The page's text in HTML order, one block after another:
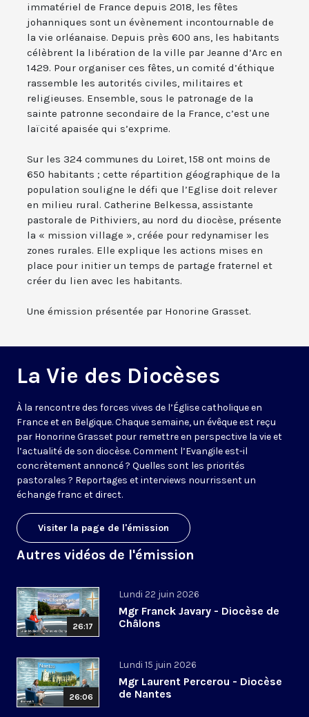
immatériel de France depuis 2018, les fêtes
johanniques sont un évènement incontournable de
la vie orléanaise. Depuis près 600 ans, les habitants
célèbrent la libération de la ville par Jeanne d’Arc en
1429. Pour organiser ces fêtes, un comité d’éthique
rassemble les autorités civiles, militaires et
religieuses. Ensemble, sous le patronage de la
sainte patronne secondaire de la France, c’est une
laïcité apaisée qui s’exprime.
Sur les 324 communes du Loiret, 158 ont moins de
650 habitants ; cette répartition géographique de la
population souligne le défi que l’Eglise doit relever
en milieu rural. Catherine Belkessa, assistante
pastorale de Pithiviers, au nord du diocèse, présente
la « mission village », créée pour redynamiser les
zones rurales. Elle explique les actions mises en
place pour initier un temps de partage fraternel et
créer du lien avec les habitants.
Une émission présentée par Honorine Grasset.
La Vie des Diocèses
À la rencontre des forces vives de l’Église catholique en
France et en Belgique. Chaque semaine, un évêque est reçu
par Honorine Grasset pour remettre en perspective la vie et
l’actualité de son diocèse. Comment l’Evangile est-il
concrètement annoncé ? Quelles sont les priorités
pastorales ? Reportages et interviews nourrissent un
échange franc et direct.
Visiter la page de l'émission
Autres vidéos de l'émission
26:17
Lundi 22 juin 2026
Mgr Franck Javary - Diocèse de
Châlons
26:06
Lundi 15 juin 2026
Mgr Laurent Percerou - Diocèse
de Nantes